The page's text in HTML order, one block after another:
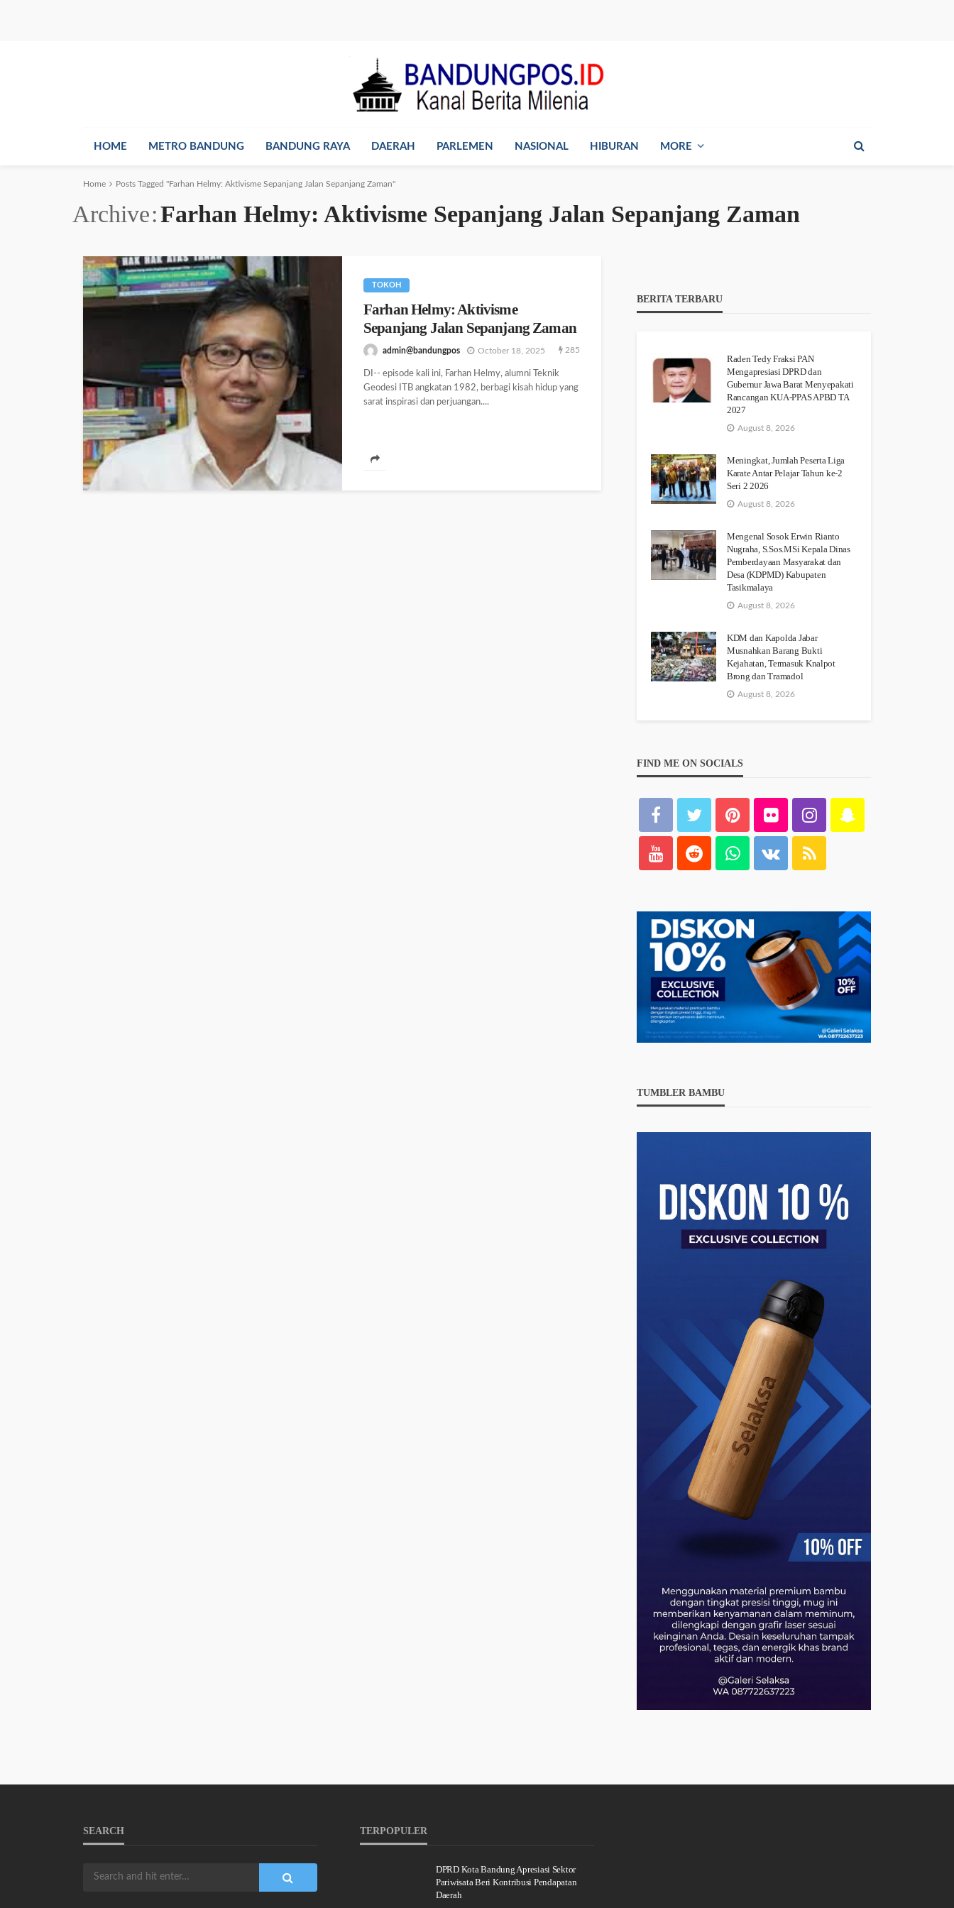
HOME METRO BANDUNG BANDUNG RAYA DAERAH PARLEMEN NASIONAL HIBURAN MORE
Home Posts Tagged "Farhan Helmy: Aktivisme Sepanjang Jalan Sepanjang Zaman"
Archive Farhan Helmy: Aktivisme Sepanjang Jalan Sepanjang Zaman
TOKOH
Farhan Helmy: Aktivisme
Sepanjang Jalan Sepanjang Zaman
admin@bandungpos October 18, 2025 285
DI-- episode kali ini, Farhan Helmy, alumni Teknik
Geodesi ITB angkatan 1982, berbagi kisah hidup yang
sarat inspirasi dan perjuangan....
BERITA TERBARU
Raden Tedy Fraksi PAN
Mengapresiasi DPRD dan
Gubernur Jawa Barat Menyepakati
Rancangan KUA-PPAS APBD TA
2027
August 8, 2026
Meningkat, Jumlah Peserta Liga
Karate Antar Pelajar Tahun ke-2
Seri 2 2026
August 8, 2026
Mengenal Sosok Erwin Rianto
Nugraha, S.Sos.MSi Kepala Dinas
Pemberdayaan Masyarakat dan
Desa (KDPMD) Kabupaten
Tasikmalaya
August 8, 2026
KDM dan Kapolda Jabar
Musnahkan Barang Bukti
Kejahatan, Termasuk Knalpot
Brong dan Tramadol
August 8, 2026
FIND ME ON SOCIALS
TUMBLER BAMBU
SEARCH TERPOPULER
DPRD Kota Bandung Apresiasi Sektor
Pariwisata Beri Kontribusi Pendapatan
Daerah